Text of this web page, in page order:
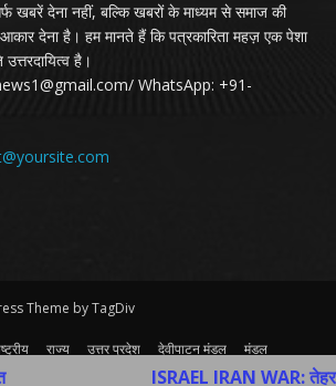
खबरें देना नहीं, बल्कि खबरों के माध्यम से समाज की
देना है। हम मानते हैं कि पत्रकारिता महज़ एक पेशा
है।
WhatsApp: +91-
Theme by TagDiv
राज्य उत्तर प्रदेश देवीपाटन मंडल
मंडल
Contact Us ISRAEL IRAN WAR: तेहरान में